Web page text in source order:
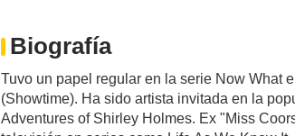
Biografía
Tuvo un papel regular en la serie Now What
(Showtime). Ha sido artista invitada en la
Adventures of Shirley Holmes. Ex "Miss